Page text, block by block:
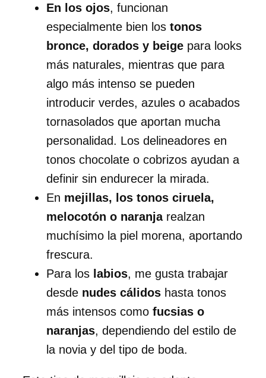
En los ojos, funcionan
especialmente bien los tonos
bronce, dorados y beige para looks
más naturales, mientras que para
algo más intenso se pueden
introducir verdes, azules o acabados
tornasolados que aportan mucha
personalidad. Los delineadores en
tonos chocolate o cobrizos ayudan a
definir sin endurecer la mirada.
En mejillas, los tonos ciruela,
melocotón o naranjarealzan
muchísimo la piel morena, aportando
frescura.
Para los labios, me gusta trabajar
desde nudes cálidos hasta tonos
más intensos como fucsias o
naranjas, dependiendo del estilo de
la novia y del tipo de boda.